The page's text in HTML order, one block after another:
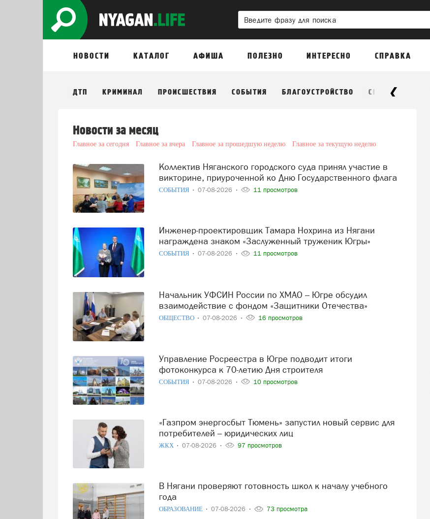
НОВОСТИ КАТАЛОГ АФИША ПОЛЕЗНО ИНТЕРЕСНО СПРАВКА
ДТП КРИМИНАЛ ПРОИСШЕСТВИЯ СОБЫТИЯ БЛАГОУСТРОЙСТВО СПОРТ
Новости за месяц
Главное за сегодня Главное за вчера Главное за прошедшую неделю Главное за текущую неделю
Коллектив Няганского городского суда принял участие в
викторине, приуроченной ко Дню Государственного флага
СОБЫТИЯ 07-08-2026 11 просмотров
Инженер-проектировщик Тамара Нохрина из Нягани
награждена знаком «Заслуженный труженик Югры»
СОБЫТИЯ 07-08-2026 11 просмотров
Начальник УФСИН России по ХМАО – Югре обсудил
взаимодействие с фондом «Защитники Отечества»
ОБЩЕСТВО 07-08-2026 16 просмотров
Управление Росреестра в Югре подводит итоги
фотоконкурса к 70-летию Дня строителя
СОБЫТИЯ 07-08-2026 10 просмотров
«Газпром энергосбыт Тюмень» запустил новый сервис для
потребителей – юридических лиц
ЖКХ 07-08-2026 97 просмотров
В Нягани проверяют готовность школ к началу учебного
года
ОБРАЗОВАНИЕ 07-08-2026 73 просмотра